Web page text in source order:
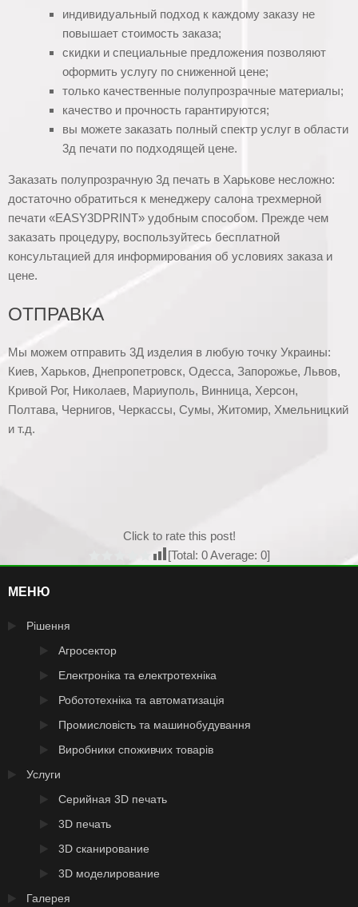
индивидуальный подход к каждому заказу не
повышает стоимость заказа;
скидки и специальные предложения позволяют
оформить услугу по сниженной цене;
только качественные полупрозрачные материалы;
качество и прочность гарантируются;
вы можете заказать полный спектр услуг в области
3д печати по подходящей цене.
Заказать полупрозрачную 3д печать в Харькове несложно:
достаточно обратиться к менеджеру салона трехмерной
печати «EASY3DPRINT» удобным способом. Прежде чем
заказать процедуру, воспользуйтесь бесплатной
консультацией для информирования об условиях заказа и
цене.
ОТПРАВКА
Мы можем отправить 3Д изделия в любую точку Украины:
Киев, Харьков, Днепропетровск, Одесса, Запорожье, Львов,
Кривой Рог, Николаев, Мариуполь, Винница, Херсон,
Полтава, Чернигов, Черкассы, Сумы, Житомир, Хмельницкий
и т.д.
Click to rate this post!
[Total: 0Average: 0]
МЕНЮ
Рішення
Агросектор
Електроніка та електротехніка
Робототехніка та автоматизація
Промисловість та машинобудування
Виробники споживчих товарів
Услуги
Серийная 3D печать
3D печать
3D сканирование
3D моделирование
Галерея